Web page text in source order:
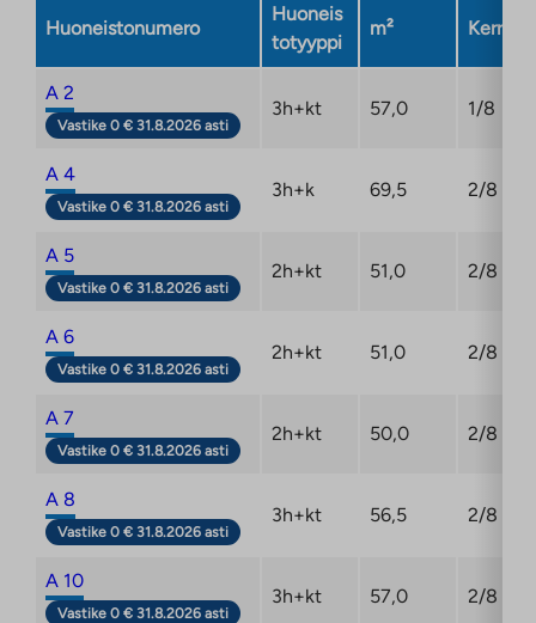
Huoneistonumero
Huoneis
totyyppi
m² Kerros
A 2
Vastike 0 € 31.8.2026 asti
3h+kt 57,0 1/8
A 4
Vastike 0 € 31.8.2026 asti
3h+k 69,5 2/8
A 5
Vastike 0 € 31.8.2026 asti
2h+kt 51,0 2/8
A 6
Vastike 0 € 31.8.2026 asti
2h+kt 51,0 2/8
A 7
Vastike 0 € 31.8.2026 asti
2h+kt 50,0 2/8
A 8
Vastike 0 € 31.8.2026 asti
3h+kt 56,5 2/8
A 10
Vastike 0 € 31.8.2026 asti
3h+kt 57,0 2/8